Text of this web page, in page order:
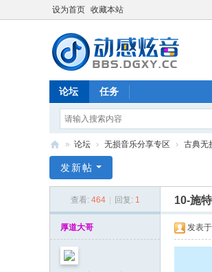
设为首页 收藏本站
论坛 任务
感
» 论坛 › 无损音乐分享专区 › 古典无
发新帖
查看: 464 回复: 1 10-施
厚道大哥 发表